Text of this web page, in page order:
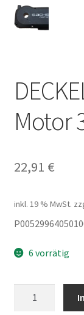
Motor
22,91 €
inkl. 19 % MwSt.
6 vorrätig